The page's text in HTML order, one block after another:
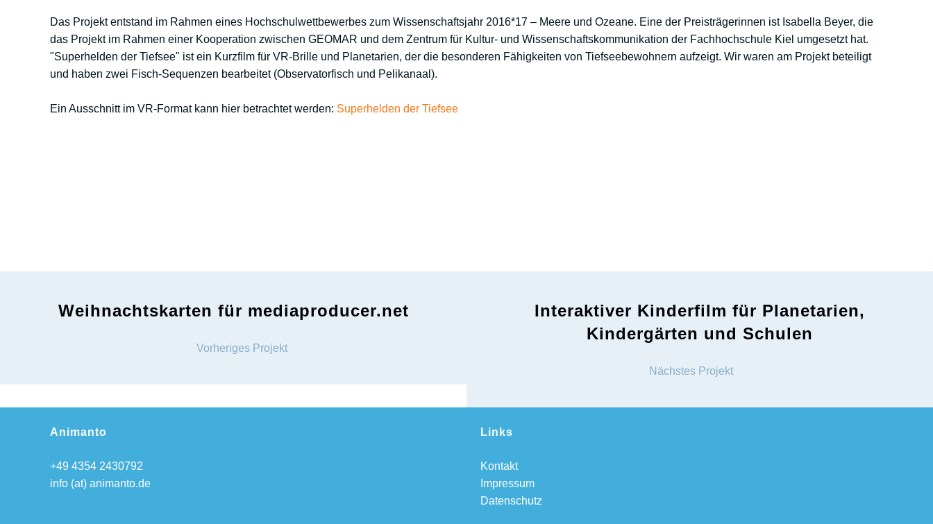
Das Projekt entstand im Rahmen eines Hochschulwettbewerbes zum Wissenschaftsjahr 2016*17 – Meere und Ozeane. Eine der Preisträgerinnen ist Isabella Beyer, die
das Projekt im Rahmen einer Kooperation zwischen GEOMAR und dem Zentrum für Kultur- und Wissenschaftskommunikation der Fachhochschule Kiel umgesetzt hat.
"Superhelden der Tiefsee" ist ein Kurzfilm für VR-Brille und Planetarien, der die besonderen Fähigkeiten von Tiefseebewohnern aufzeigt. Wir waren am Projekt beteiligt
und haben zwei Fisch-Sequenzen bearbeitet (Observatorfisch und Pelikanaal).
Ein Ausschnitt im VR-Format kann hier betrachtet werden: Superhelden der Tiefsee
Weihnachtskarten für mediaproducer.net
Vorheriges Projekt
Interaktiver Kinderfilm für Planetarien,
Kindergärten und Schulen
Nächstes Projekt
Animanto
+49 4354 2430792
info (at) animanto.de
Links
Kontakt
Impressum
Datenschutz